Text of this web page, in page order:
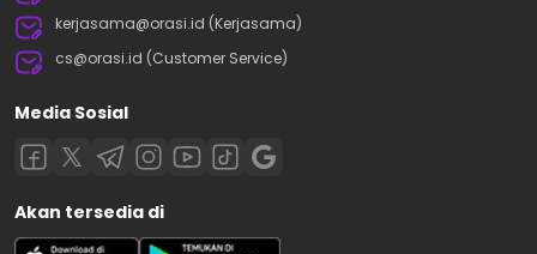
kerjasama@orasi.id (Kerjasama)
cs@orasi.id (Customer Service)
Media Sosial
Akan tersedia di